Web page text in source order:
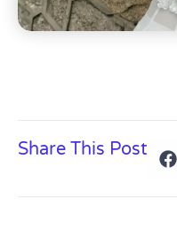
Share This Post